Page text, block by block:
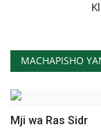
MACHAPISHO
Mji wa Ras Sidr